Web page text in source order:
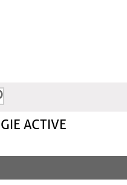
ACTIVE